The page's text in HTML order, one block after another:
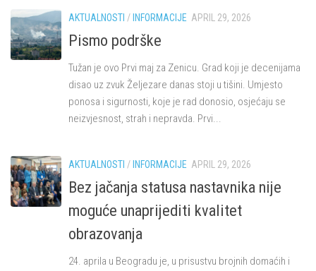
AKTUALNOSTI / INFORMACIJE APRIL 29, 2026
Pismo podrške
Tužan je ovo Prvi maj za Zenicu. Grad koji je decenijama
disao uz zvuk Željezare danas stoji u tišini. Umjesto
ponosa i sigurnosti, koje je rad donosio, osjećaju se
neizvjesnost, strah i nepravda. Prvi...
AKTUALNOSTI / INFORMACIJE APRIL 29, 2026
Bez jačanja statusa nastavnika nije
moguće unaprijediti kvalitet
obrazovanja
24. aprila u Beogradu je, u prisustvu brojnih domaćih i